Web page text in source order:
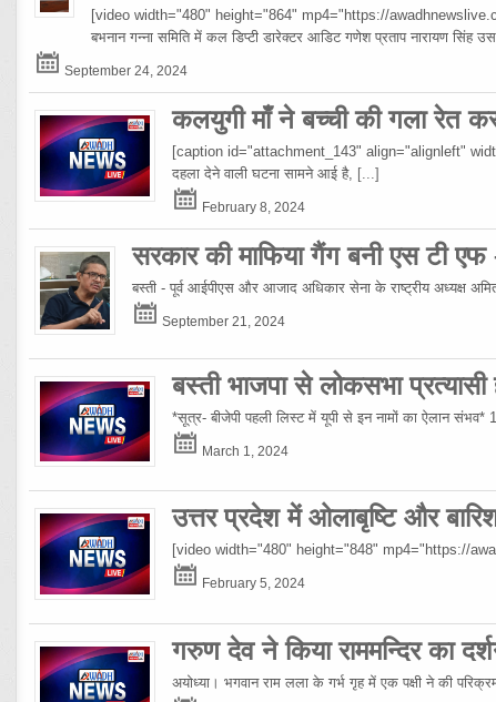
[video width="480" height="864" mp4="https://
बभनान गन्ना समिति में कल डिप्टी डारेक्टर आडिट गणेश प्रताप नारायण सिंह
September 24, 2024
कलयुगी माँ ने बच्ची की गला रेत
[caption id="attachment_143" align="alignleft"
दहला देने वाली घटना सामने आई है, [...]
February 8, 2024
सरकार की माफिया गैंग बनी एस टी
बस्ती - पूर्व आईपीएस और आजाद अधिकार सेना के राष्ट्रीय अध्यक्ष
September 21, 2024
बस्ती भाजपा से लोकसभा प्रत्यासी
*सूत्र- बीजेपी पहली लिस्ट में यूपी से इन नामों का ऐलान संभव*
March 1, 2024
उत्तर प्रदेश में ओलाबृष्टि और
[video width="480" height="848" mp4="https://
February 5, 2024
गरुण देव ने किया राममन्दिर का
अयोध्या। भगवान राम लला के गर्भ गृह में एक पक्षी ने की